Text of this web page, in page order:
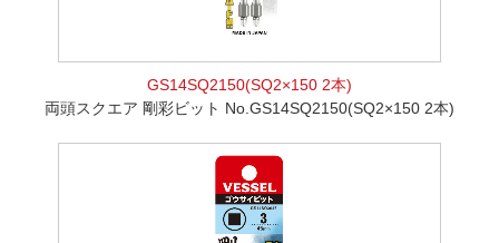
GS14SQ2150(SQ2×150 2本)
両頭スクエア 剛彩ビット No.GS14SQ2150(SQ2×150 2本)